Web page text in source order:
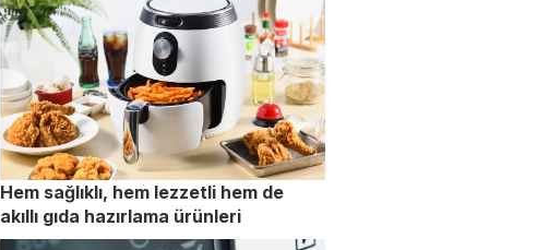
Hem sağlıklı, hem lezzetli hem de
akıllı gıda hazırlama ürünleri